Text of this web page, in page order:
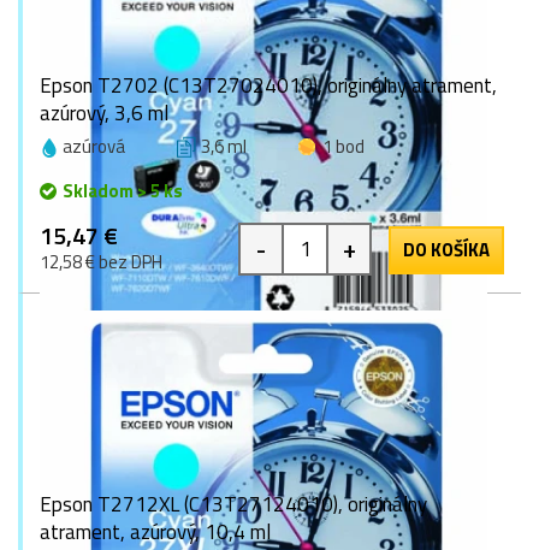
Epson T2702 (C13T27024010), originálny atrament,
azúrový, 3,6 ml
azúrová 3,6 ml
1 bod
Skladom > 5 ks
15,47 €
12,58 € bez DPH - + DO KOŠÍKA
Epson T2712XL (C13T27124010), originálny
atrament, azúrový, 10,4 ml